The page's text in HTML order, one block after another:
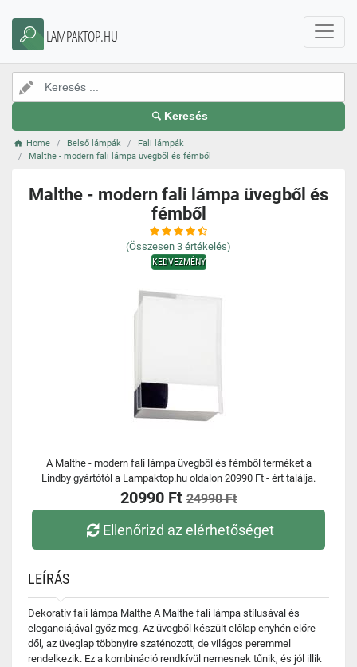
LAMPAKTOP.HU
Keresés
Home Belső lámpák
Fali lámpák
Malthe - modern fali lámpa üvegből és fémből
Malthe - modern fali lámpa üvegből és
fémből
(Összesen 3 értékelés)
KEDVEZMÉNY
A Malthe - modern fali lámpa üvegből és fémből terméket a
Lindby gyártótól a Lampaktop.hu oldalon 20990 Ft - ért találja.
20990 Ft 24990 Ft
Ellenőrizd az elérhetőséget
LEÍRÁS
Dekoratív fali lámpa Malthe A Malthe fali lámpa stílusával és
eleganciájával győz meg. Az üvegből készült előlap enyhén előre
dől, az üveglap többnyire szaténozott, de világos peremmel
rendelkezik. Ez a kombináció rendkívül nemesnek tűnik, és jól illik